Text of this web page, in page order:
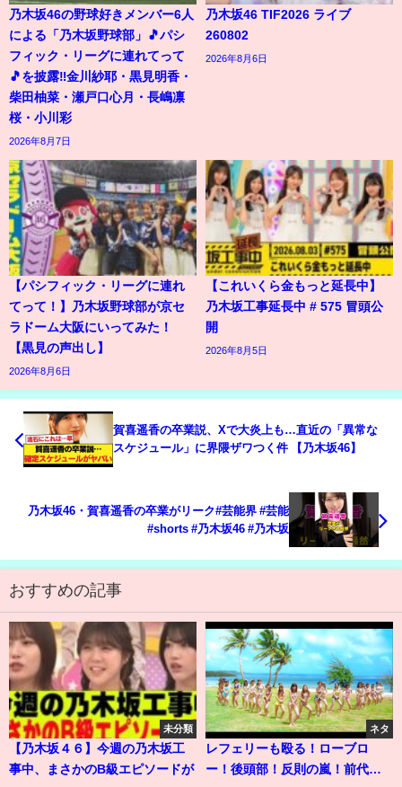
乃木坂46の野球好きメンバー6人
による「乃木坂野球部」🎵パシ
フィック・リーグに連れてって
🎵を披露‼️金川紗耶・黒見明香・
柴田柚菜・瀬戸口心月・長嶋凛
桜・小川彩
2026年8月7日
乃木坂46 TIF2026 ライブ
260802
2026年8月6日
【パシフィック・リーグに連れ
てって！】乃木坂野球部が京セ
ラドーム大阪にいってみた！
【黒見の声出し】
2026年8月6日
【これいくら金もっと延長中】
乃木坂工事延長中 # 575 冒頭公
開
2026年8月5日
賀喜遥香の卒業説、Xで大炎上も…直近の「異常な
スケジュール」に界隈ザワつく件 【乃木坂46】
乃木坂46・賀喜遥香の卒業がリーク#芸能界 #芸能
#shorts #乃木坂46 #乃木坂
おすすめの記事
未分類
【乃木坂４６】今週の乃木坂工
事中、まさかのB級エピソードが
ネタ
レフェリーも殴る！ローブロ
ー！後頭部！反則の嵐！前代未